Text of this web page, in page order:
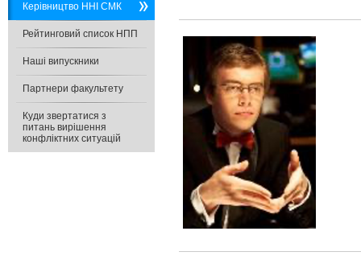
Керівництво ННІ СМК
Рейтинговий список НПП
Наші випускники
Партнери факультету
Куди звертатися з
питань вирішення
конфліктних ситуацій